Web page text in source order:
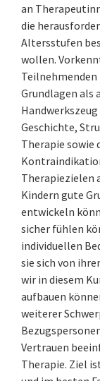
an
die
Altersstufen
wollen.
Grundlagen als
Geschichte,
Therapie sowie
Therapiezielen
Kindern gute
entwickeln
sicher fühlen
individuellen
sie sich von
wir in diesem
aufbauen
weiterer
Vertrauen
Therapie. Ziel